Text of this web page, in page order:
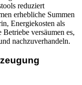
reduziert
erhebliche Summen
Energiekosten als
versäumen es,
nachzuverhandeln.